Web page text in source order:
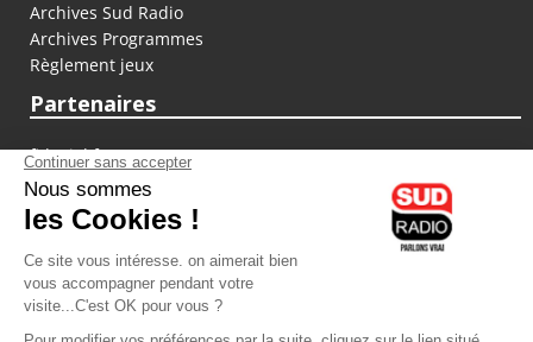
Archives Sud Radio
Archives Programmes
Règlement jeux
Partenaires
fiducial.fr
lyoncapitale.fr
olympique-et-lyonnais.com
L'application Iphone / Android
Téléchargez l'application